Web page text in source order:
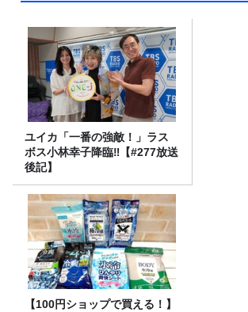
ユイカ「一番の強敵！」ラス
ボス小林幸子降臨‼【#277放送
後記】
【100円ショップで買える！】